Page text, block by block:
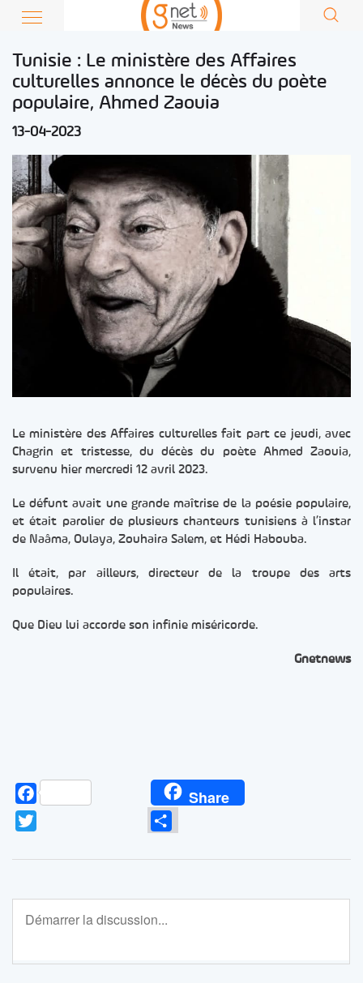
Tunisie : Le ministère des Affaires
culturelles annonce le décès du poète
populaire, Ahmed Zaouia
13-04-2023
Le ministère des Affaires culturelles fait part ce jeudi, avec
Chagrin et tristesse, du décès du poète Ahmed Zaouia,
survenu hier mercredi 12 avril 2023.
Le défunt avait une grande maîtrise de la poésie populaire,
et était parolier de plusieurs chanteurs tunisiens à l’instar
de Naâma, Oulaya, Zouhaira Salem, et Hédi Habouba.
Il était, par ailleurs, directeur de la troupe des arts
populaires.
Que Dieu lui accorde son infinie miséricorde.
Gnetnews
Facebook Share
Partager